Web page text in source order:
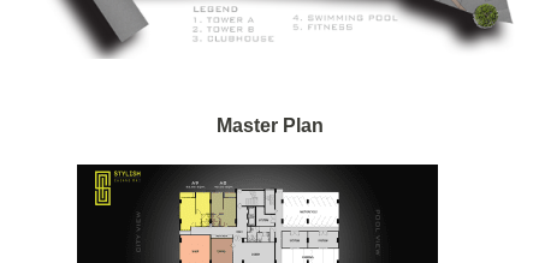
Master Plan